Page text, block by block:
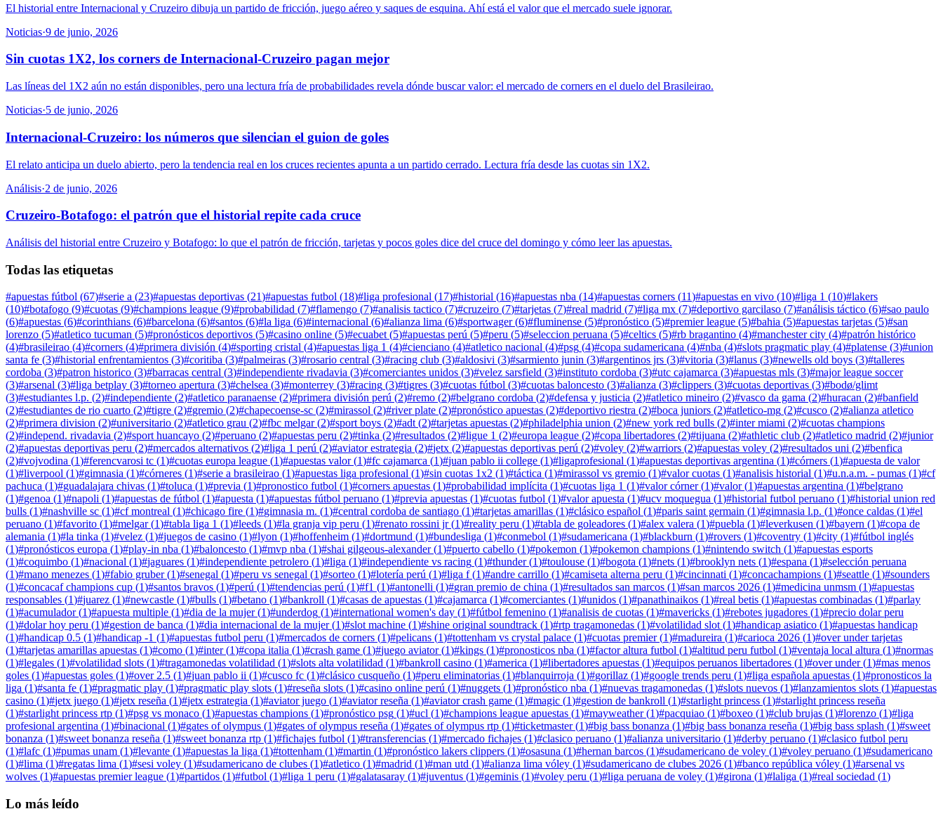
El historial entre Internacional y Cruzeiro dibuja un partido de fricción, juego aéreo y saques de esquina. Ahí está el valor que el mercado suele ignorar.
Noticias·9 de junio, 2026
Sin cuotas 1X2, los corners de Internacional-Cruzeiro pagan mejor
Las líneas del 1X2 aún no están disponibles, pero una lectura fría de probabilidades revela dónde buscar valor: el mercado de corners en el duelo del Brasileirao.
Noticias·5 de junio, 2026
Internacional-Cruzeiro: los números que silencian el guion de goles
El relato anticipa un duelo abierto, pero la tendencia real en los cruces recientes apunta a un partido cerrado. Lectura fría desde las cuotas sin 1X2.
Análisis·2 de junio, 2026
Cruzeiro-Botafogo: el patrón que el historial repite cada cruce
Análisis del historial entre Cruzeiro y Botafogo: lo que el patrón de fricción, tarjetas y pocos goles dice del cruce del domingo y cómo leer las apuestas.
Todas las etiquetas
#apuestas fútbol (67)#serie a (23)#apuestas deportivas (21)#apuestas futbol (18)#liga profesional (17)#historial (16)#apuestas nba (14)#apuestas corners (11)#apuestas en vivo (10)#liga 1 (10)#lakers
(10)#botafogo (9)#cuotas (9)#champions league (9)#probabilidad (7)#flamengo (7)#analisis tactico (7)#cruzeiro (7)#tarjetas (7)#real madrid (7)#liga mx (7)#deportivo garcilaso (7)#análisis táctico (6)#sao paulo
(6)#apuestas (6)#corinthians (6)#barcelona (6)#santos (6)#la liga (6)#internacional (6)#alianza lima (6)#sportwager(6)#fluminense (5)#pronóstico (5)#premier league (5)#bahia (5)#apuestas tarjetas (5)#san
lorenzo (5)#atletico tucuman (5)#pronósticos deportivos (5)#casino online (5)#ecuabet (5)#apuestas perú (5)#peru (5)#seleccion peruana (5)#celtics (5)#rb bragantino (4)#manchester city (4)#patrón histórico
(4)#brasileirao (4)#corners (4)#primera división (4)#sporting cristal (4)#apuestas liga 1 (4)#cienciano (4)#atletico nacional (4)#psg (4)#copa sudamericana (4)#nba (4)#slots pragmatic play (4)#platense (3)#union
santa fe (3)#historial enfrentamientos (3)#coritiba (3)#palmeiras (3)#rosario central (3)#racing club (3)#aldosivi (3)#sarmiento junin (3)#argentinos jrs (3)#vitoria (3)#lanus (3)#newells old boys (3)#talleres
cordoba (3)#patron historico (3)#barracas central (3)#independiente rivadavia (3)#comerciantes unidos (3)#velez sarsfield (3)#instituto cordoba (3)#utc cajamarca (3)#apuestas mls (3)#major league soccer
(3)#arsenal (3)#liga betplay (3)#torneo apertura (3)#chelsea (3)#monterrey (3)#racing (3)#tigres (3)#cuotas fútbol (3)#cuotas baloncesto (3)#alianza (3)#clippers (3)#cuotas deportivas (3)#bodø/glimt
(3)#estudiantes l.p. (2)#independiente (2)#atletico paranaense (2)#primera división perú (2)#remo (2)#belgrano cordoba (2)#defensa y justicia (2)#atletico mineiro (2)#vasco da gama (2)#huracan (2)#banfield
(2)#estudiantes de rio cuarto (2)#tigre (2)#gremio (2)#chapecoense-sc (2)#mirassol (2)#river plate (2)#pronóstico apuestas (2)#deportivo riestra (2)#boca juniors (2)#atletico-mg (2)#cusco (2)#alianza atletico
(2)#primera division (2)#universitario (2)#atletico grau (2)#fbc melgar(2)#sport boys (2)#adt (2)#tarjetas apuestas (2)#philadelphia union (2)#new york red bulls (2)#inter miami (2)#cuotas champions
(2)#independ. rivadavia (2)#sport huancayo (2)#peruano (2)#apuestas peru (2)#tinka (2)#resultados (2)#ligue 1 (2)#europa league (2)#copa libertadores (2)#tijuana (2)#athletic club (2)#atletico madrid (2)#junior
(2)#apuestas deportivas peru (2)#mercados alternativos (2)#liga 1 perú (2)#aviator estrategia (2)#jetx (2)#apuestas deportivas perú (2)#voley (2)#warriors (2)#apuestas voley (2)#resultados uni (2)#benfica
(2)#vojvodina (1)#ferencvarosi tc (1)#cuotas europa league (1)#apuestas valor(1)#fc cajamarca (1)#juan pablo ii college (1)#ligaprofesional (1)#apuestas deportivas argentina (1)#córners (1)#apuesta de valor
(1)#liverpool (1)#gimnasia (1)#córneres (1)#serie a brasileirao (1)#apuestas liga profesional (1)#sin cuotas 1x2 (1)#táctica (1)#mirassol vs gremio (1)#valor cuotas (1)#analisis historial (1)#u.n.a.m. - pumas (1)#cf
pachuca (1)#guadalajara chivas (1)#toluca (1)#previa (1)#pronostico futbol (1)#corners apuestas (1)#probabilidad implícita (1)#cuotas liga 1 (1)#valor córner(1)#valor(1)#apuestas argentina (1)#belgrano
(1)#genoa (1)#napoli (1)#apuestas de fútbol (1)#apuesta (1)#apuestas fútbol peruano (1)#previa apuestas (1)#cuotas futbol (1)#valor apuesta (1)#ucv moquegua (1)#historial futbol peruano (1)#historial union red
bulls (1)#nashville sc (1)#cf montreal (1)#chicago fire (1)#gimnasia m. (1)#central cordoba de santiago (1)#tarjetas amarillas (1)#clásico español (1)#paris saint germain (1)#gimnasia l.p. (1)#once caldas (1)#el
peruano (1)#favorito (1)#melgar(1)#tabla liga 1 (1)#leeds (1)#la granja vip peru (1)#renato rossini jr(1)#reality peru (1)#tabla de goleadores (1)#alex valera (1)#puebla (1)#leverkusen (1)#bayern (1)#copa de
alemania (1)#la tinka (1)#velez (1)#juegos de casino (1)#lyon (1)#hoffenheim (1)#dortmund (1)#bundesliga (1)#conmebol (1)#sudamericana (1)#blackburn (1)#rovers (1)#coventry (1)#city (1)#fútbol inglés
(1)#pronósticos europa (1)#play-in nba (1)#baloncesto (1)#mvp nba (1)#shai gilgeous-alexander(1)#puerto cabello (1)#pokemon (1)#pokemon champions (1)#nintendo switch (1)#apuestas esports
(1)#coquimbo (1)#nacional (1)#jaguares (1)#independiente petrolero (1)#liga (1)#independiente vs racing (1)#thunder(1)#toulouse (1)#bogota (1)#nets (1)#brooklyn nets (1)#espana (1)#selección peruana
(1)#mano menezes (1)#fabio gruber(1)#senegal (1)#peru vs senegal (1)#sorteo (1)#lotería perú (1)#liga f(1)#andre carrillo (1)#camiseta alterna peru (1)#cincinnati (1)#concachampions (1)#seattle (1)#sounders
(1)#concacaf champions cup (1)#santos bravos (1)#perú (1)#tendencias perú (1)#f1 (1)#antonelli (1)#gran premio de china (1)#resultados san marcos (1)#san marcos 2026 (1)#medicina unmsm (1)#apuestas
responsables (1)#juarez (1)#newcastle (1)#bulls (1)#betano (1)#bankroll (1)#casas de apuestas (1)#cajamarca (1)#comerciantes (1)#unidos (1)#panathinaikos (1)#real betis (1)#apuestas combinadas (1)#parlay
(1)#acumulador(1)#apuesta multiple (1)#dia de la mujer(1)#underdog (1)#international women's day (1)#fútbol femenino (1)#analisis de cuotas (1)#mavericks (1)#rebotes jugadores (1)#precio dolar peru
(1)#dolar hoy peru (1)#gestion de banca (1)#dia internacional de la mujer(1)#slot machine (1)#shine original soundtrack (1)#rtp tragamonedas (1)#volatilidad slot (1)#handicap asiatico (1)#apuestas handicap
(1)#handicap 0.5 (1)#handicap -1 (1)#apuestas futbol peru (1)#mercados de corners (1)#pelicans (1)#tottenham vs crystal palace (1)#cuotas premier(1)#madureira (1)#carioca 2026 (1)#over under tarjetas
(1)#tarjetas amarillas apuestas (1)#como (1)#inter(1)#copa italia (1)#crash game (1)#juego aviator(1)#kings (1)#pronosticos nba (1)#factor altura futbol (1)#altitud peru futbol (1)#ventaja local altura (1)#normas
(1)#legales (1)#volatilidad slots (1)#tragamonedas volatilidad (1)#slots alta volatilidad (1)#bankroll casino (1)#america (1)#libertadores apuestas (1)#equipos peruanos libertadores (1)#over under(1)#mas menos
goles (1)#apuestas goles (1)#over 2.5 (1)#juan pablo ii (1)#cusco fc (1)#clásico cusqueño (1)#peru eliminatorias (1)#blanquirroja (1)#gorillaz (1)#google trends peru (1)#liga española apuestas (1)#pronosticos la
liga (1)#santa fe (1)#pragmatic play (1)#pragmatic play slots (1)#reseña slots (1)#casino online perú (1)#nuggets (1)#pronóstico nba (1)#nuevas tragamonedas (1)#slots nuevos (1)#lanzamientos slots (1)#apuestas
casino (1)#jetx juego (1)#jetx reseña (1)#jetx estrategia (1)#aviator juego (1)#aviator reseña (1)#aviator crash game (1)#magic (1)#gestion de bankroll (1)#starlight princess (1)#starlight princess reseña
(1)#starlight princess rtp (1)#psg vs monaco (1)#apuestas champions (1)#pronóstico psg (1)#ucl (1)#champions league apuestas (1)#mayweather(1)#pacquiao (1)#boxeo (1)#club brujas (1)#lorenzo (1)#liga
profesional argentina (1)#binacional (1)#gates of olympus (1)#gates of olympus reseña (1)#gates of olympus rtp (1)#ticketmaster(1)#big bass bonanza (1)#big bass bonanza reseña (1)#big bass splash (1)#sweet
bonanza (1)#sweet bonanza reseña (1)#sweet bonanza rtp (1)#fichajes futbol (1)#transferencias (1)#mercado fichajes (1)#clasico peruano (1)#alianza universitario (1)#derby peruano (1)#clasico futbol peru
(1)#lafc (1)#pumas unam (1)#levante (1)#apuestas la liga (1)#tottenham (1)#martin (1)#pronóstico lakers clippers (1)#osasuna (1)#hernan barcos (1)#sudamericano de voley (1)#voley peruano (1)#sudamericano
(1)#lima (1)#regatas lima (1)#sesi voley (1)#sudamericano de clubes (1)#atletico (1)#madrid (1)#man utd (1)#alianza lima vóley (1)#sudamericano de clubes 2026 (1)#banco república vóley (1)#arsenal vs
wolves (1)#apuestas premier league (1)#partidos (1)#futbol (1)#liga 1 peru (1)#galatasaray (1)#juventus (1)#geminis (1)#voley peru (1)#liga peruana de voley (1)#girona (1)#laliga (1)#real sociedad (1)
Lo más leído